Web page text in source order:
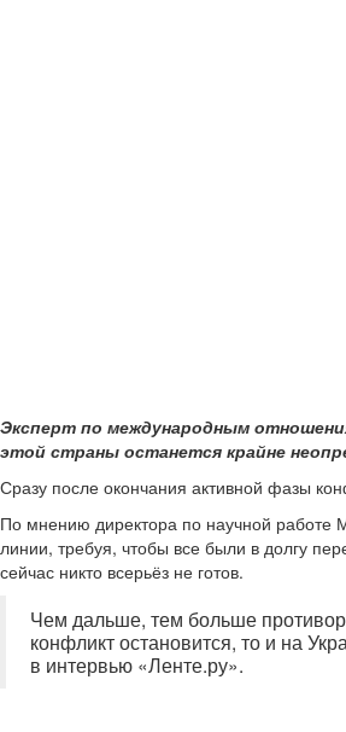
Эксперт по международным
этой страны останется крайне
Сразу после окончания активной фазы
По мнению директора по научной работе
линии, требуя, чтобы все были в долгу
сейчас никто всерьёз не готов.
Чем дальше, тем больше
конфликт остановится, то и на
в интервью «Ленте.ру».